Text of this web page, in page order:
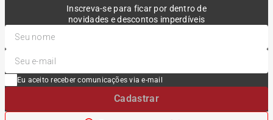
Inscreva-se para ficar por dentro de
novidades e descontos imperdíveis
Eu aceito receber comunicações via e-mail
Cadastrar